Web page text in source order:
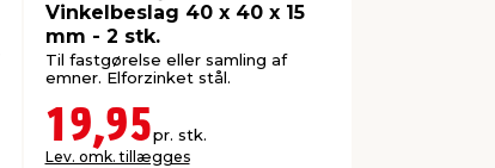
Vinkelbeslag 40 x 40 x 15
mm - 2 stk.
Til fastgørelse eller samling af
emner. Elforzinket stål.
19,95pr. stk.
Lev. omk. tillægges